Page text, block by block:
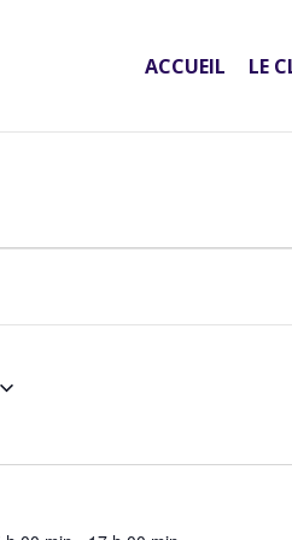
ACCUEIL LE